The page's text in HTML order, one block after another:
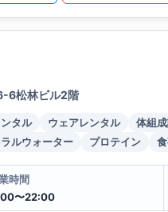
6松林ビル2階
タル ウェアレンタル 体組
ラルウォーター プロテイン
時間
〜22:00